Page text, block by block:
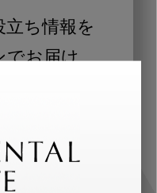
ち情報を
でお届け
歯科医師、歯
に合わせた内